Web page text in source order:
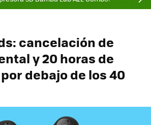
cancelación de
y 20 horas de
debajo de los 40